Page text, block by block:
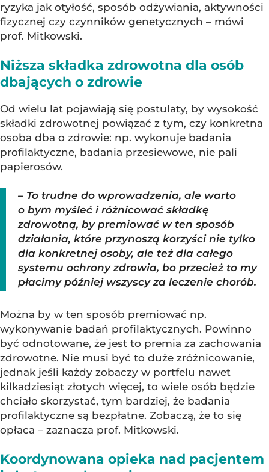
ryzyka jak otyłość, sposób odżywiania, aktywności
fizycznej czy czynników genetycznych – mówi
prof. Mitkowski.
Niższa składka zdrowotna dla osób
dbających o zdrowie
Od wielu lat pojawiają się postulaty, by wysokość
składki zdrowotnej powiązać z tym, czy konkretna
osoba dba o zdrowie: np. wykonuje badania
profilaktyczne, badania przesiewowe, nie pali
papierosów.
– To trudne do wprowadzenia, ale warto
o bym myśleć i różnicować składkę
zdrowotną, by premiować w ten sposób
działania, które przynoszą korzyści nie tylko
dla konkretnej osoby, ale też dla całego
systemu ochrony zdrowia, bo przecież to my
płacimy później wszyscy za leczenie chorób.
Można by w ten sposób premiować np.
wykonywanie badań profilaktycznych. Powinno
być odnotowane, że jest to premia za zachowania
zdrowotne. Nie musi być to duże zróżnicowanie,
jednak jeśli każdy zobaczy w portfelu nawet
kilkadziesiąt złotych więcej, to wiele osób będzie
chciało skorzystać, tym bardziej, że badania
profilaktyczne są bezpłatne. Zobaczą, że to się
opłaca – zaznacza prof. Mitkowski.
Koordynowana opieka nad pacjentem